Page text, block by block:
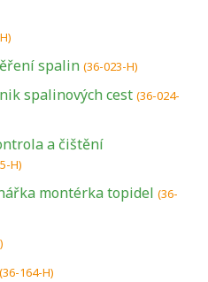
spalin (36-023-H)
spalinových cest (36-024-
a čištění
H)
montérka topidel (36-
(36-164-H)